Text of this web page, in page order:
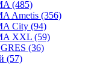
(485)
Ametis (356)
City (94)
XXL (59)
(36)
(57)